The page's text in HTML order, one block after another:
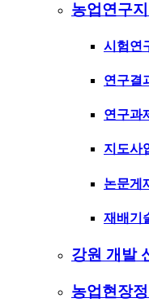
농업연구
시험연
연구결
연구과
지도사
논문게
재배기
강원 개발
농업현장